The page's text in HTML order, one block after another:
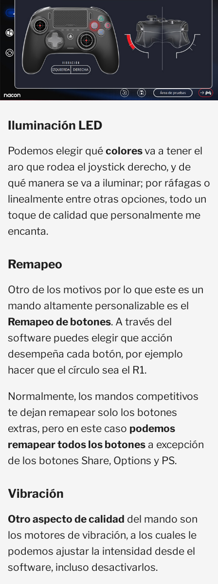
Iluminación LED
Podemos elegir qué coloresva a tener el
aro que rodea el joystick derecho, y de
qué manera se va a iluminar; por ráfagas o
linealmente entre otras opciones, todo un
toque de calidad que personalmente me
encanta.
Remapeo
Otro de los motivos por lo que este es un
mando altamente personalizable es el
Remapeo de botones. A través del
software puedes elegir que acción
desempeña cada botón, por ejemplo
hacer que el círculo sea el R1.
Normalmente, los mandos competitivos
te dejan remapear solo los botones
extras, pero en este caso podemos
remapear todos los botones a excepción
de los botones Share, Options y PS.
Vibración
Otro aspecto de calidad del mando son
los motores de vibración, a los cuales le
podemos ajustar la intensidad desde el
software, incluso desactivarlos.